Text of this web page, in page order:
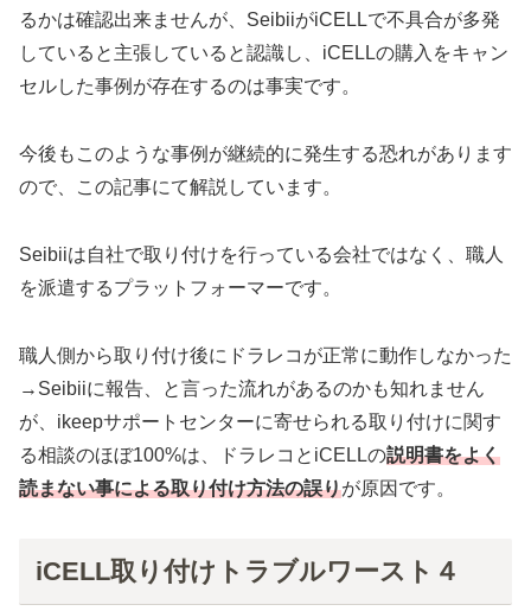
るかは確認出来ませんが、SeibiiがiCELLで不具合が多発
していると主張していると認識し、iCELLの購入をキャン
セルした事例が存在するのは事実です。
今後もこのような事例が継続的に発生する恐れがあります
ので、この記事にて解説しています。
Seibiiは自社で取り付けを行っている会社ではなく、職人
を派遣するプラットフォーマーです。
職人側から取り付け後にドラレコが正常に動作しなかった
→Seibiiに報告、と言った流れがあるのかも知れません
が、ikeepサポートセンターに寄せられる取り付けに関す
る相談のほぼ100%は、ドラレコとiCELLの説明書をよく
読まない事による取り付け方法の誤りが原因です。
iCELL取り付けトラブルワースト４